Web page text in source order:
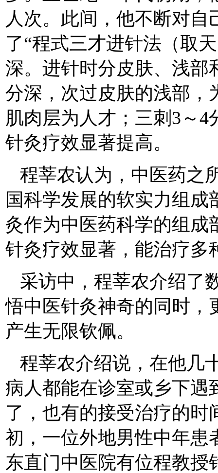
人次。此间，他不断对
了“程式三才进针法（取
深。进针时分皮肤、浅部
分深，次过皮肤的浅部，
肌肉层为人才；三刺3～
针灸疗效显著提高。
程莘农认为，中医药之
国科学发展的软实力组
灸作为中医药科学的组成
针灸疗效显著，能治疗多
采访中，程莘农介绍了
悟中医针灸神奇的同时，
产生无限钦佩。
程莘农介绍说，在他几
病人都能在诊室或乡下遇
了，也有的接受治疗的时
初，一位外地男性中年患
东直门中医院有位程教授